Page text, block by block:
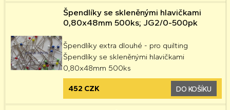
Špendlíky se skleněnými hlavičkami
0,80x48mm 500ks; JG2/0-500pk
Špendlíky extra dlouhé - pro quilting
Špendlíky se skleněnými hlavičkami
0,80x48mm 500ks
452 CZK DO KOŠÍKU